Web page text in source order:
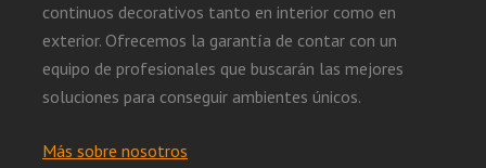
continuos decorativos tanto en interior como en
exterior. Ofrecemos la garantía de contar con un
equipo de profesionales que buscarán las mejores
soluciones para conseguir ambientes únicos.
Más sobre nosotros